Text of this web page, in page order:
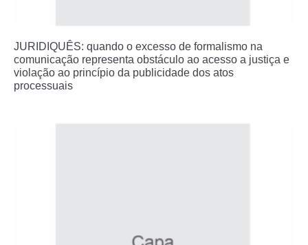
JURIDIQUÊS: quando o excesso de formalismo na
comunicação representa obstáculo ao acesso a justiça e
violação ao princípio da publicidade dos atos
processuais